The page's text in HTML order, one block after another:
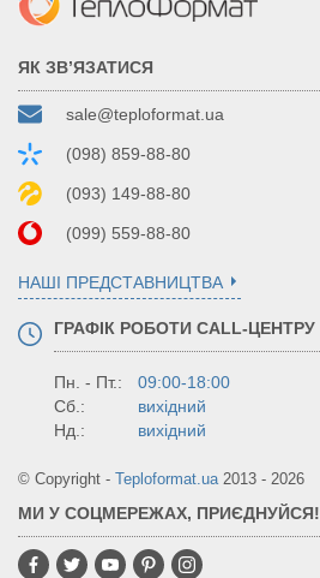
ЯК ЗВ’ЯЗАТИСЯ
sale@teploformat.ua
(098) 859-88-80
(093) 149-88-80
(099) 559-88-80
НАШІ ПРЕДСТАВНИЦТВА
ГРАФІК РОБОТИ CALL-ЦЕНТРУ
Пн. - Пт.:
09:00-18:00
Сб.:
вихідний
Нд.:
вихідний
© Copyright - Teploformat.ua2013 - 2026
МИ У СОЦМЕРЕЖАХ, ПРИЄДНУЙСЯ!